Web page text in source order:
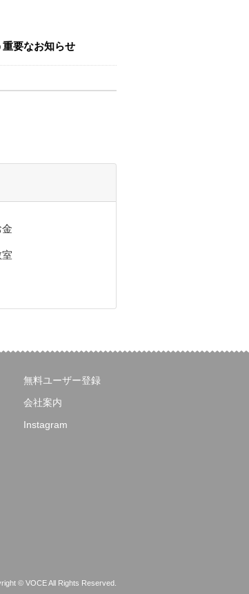
要なお知らせ
無料ユーザー登録
会社案内
Instagram
© VOCE All Rights Reserved.